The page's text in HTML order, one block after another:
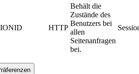
HTTP
Behält die
Zustände des
Benutzers bei
allen
Seitenanfragen
bei.